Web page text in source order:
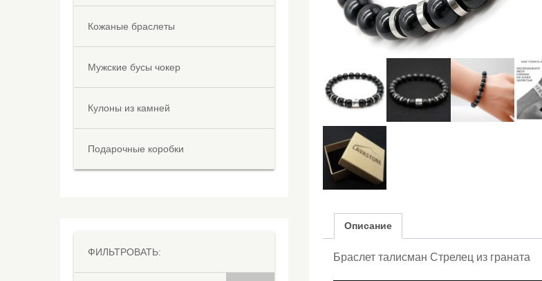
Описание
Браслет талисман Стрелец из граната
Кожаные браслеты
Мужские бусы чокер
Кулоны из камней
Подарочные коробки
ФИЛЬТРОВАТЬ: